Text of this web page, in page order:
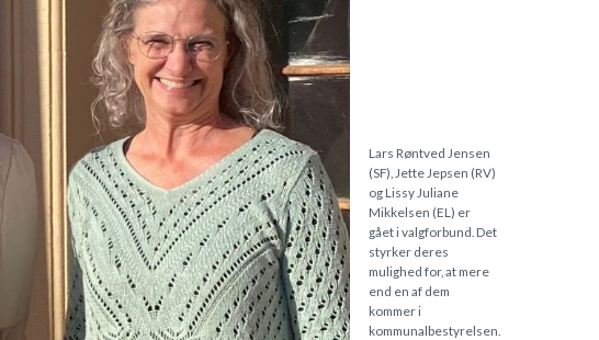
Lars Røntved Jensen
(SF), Jette Jepsen (RV)
og Lissy Juliane
Mikkelsen (EL) er
gået i valgforbund. Det
styrker deres
mulighed for, at mere
end en af dem
kommer i
kommunalbestyrelsen.